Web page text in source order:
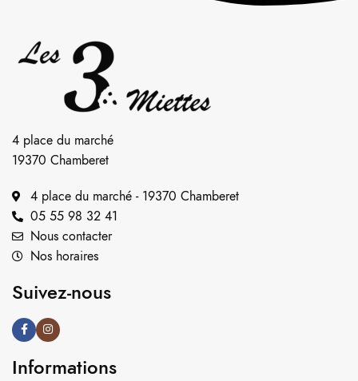
4 place du marché
19370 Chamberet
4 place du marché - 19370 Chamberet
05 55 98 32 41
Nous contacter
Nos horaires
Suivez-nous
Informations